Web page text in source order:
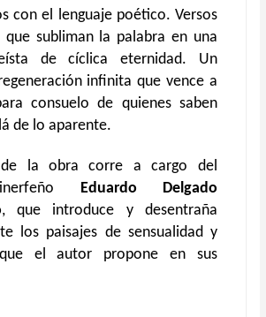
con el lenguaje poético. Versos
que subliman la palabra en una
de cíclica eternidad. Un
infinita que vence a
consuelo de quienes saben
de lo aparente.
la obra corre a cargo del
Eduardo Delgado
, que introduce y desentraña
los paisajes de sensualidad y
el autor propone en sus